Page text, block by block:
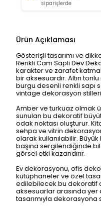
siparişlerde
Ürün Açıklaması
Gösterişli tasarımı ve
Renkli Cam Saplı Dev
karakter ve zarafet
bir aksesuardır. Altın
burgu desenli renkli sapı
vintage dekorasyon
Amber ve turkuaz olmak
sunulan bu dekoratif
odak noktası oluşturur.
sehpa ve vitrin
olarak kullanılabilir.
başına sergilendiğinde
görsel etki kazandırır.
Ev dekorasyonu, ofis
kütüphaneler ve özel
edilebilecek bu dekoratif
aksesuarlar arasında yer
tasarımıyla